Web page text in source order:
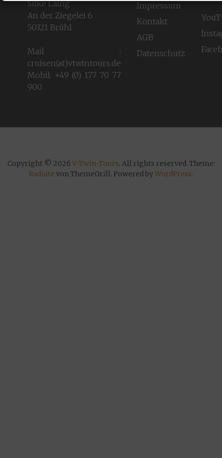
Silke Laing
An der Ziegelei 6
50321 Brühl
Mail :
cruisen(at)vtwintours.de
Mobil: +49 (0) 177 70 77
900
Impressum
Kontakt
AGB
Datenschutz
Copyright © 2026 V-Twin-Tours. All rights reserved. Theme:
Radiate von ThemeGrill. Powered byWordPress.